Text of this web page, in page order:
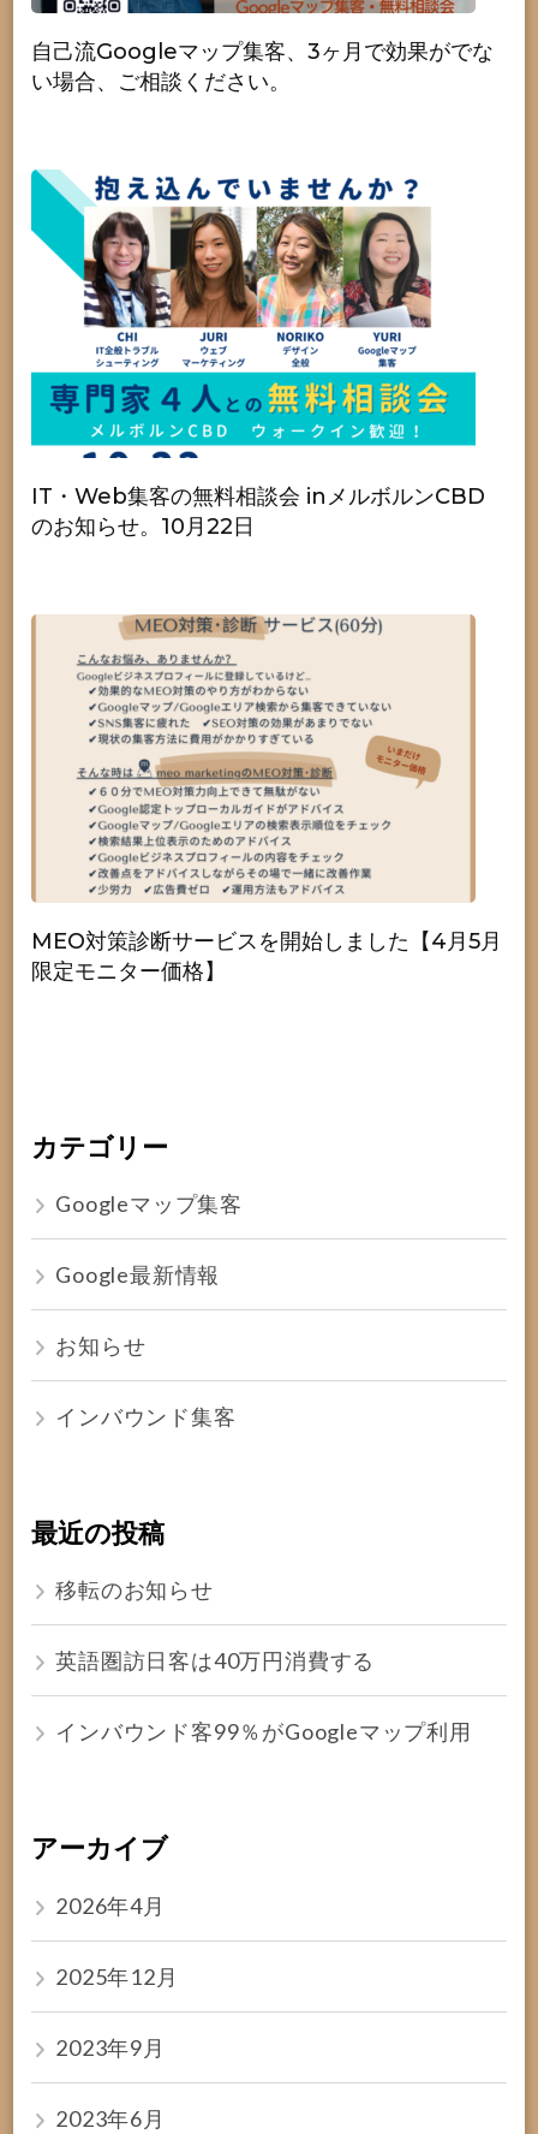
自己流Googleマップ集客、3ヶ月で効果がでな
い場合、ご相談ください。
IT・Web集客の無料相談会 inメルボルンCBD
のお知らせ。10月22日
MEO対策診断サービスを開始しました【4月5月
限定モニター価格】
カテゴリー
Googleマップ集客
Google最新情報
お知らせ
インバウンド集客
最近の投稿
移転のお知らせ
英語圏訪日客は40万円消費する
インバウンド客99％がGoogleマップ利用
アーカイブ
2026年4月
2025年12月
2023年9月
2023年6月